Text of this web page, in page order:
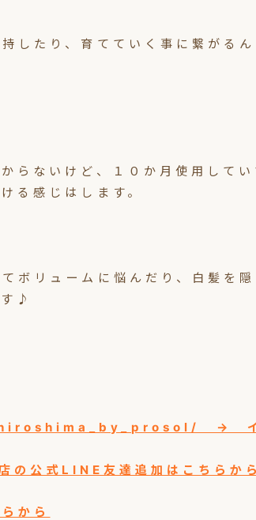
したり、育てていく事に繋がる
らないけど、１０か月使用して
る感じはします。
ボリュームに悩んだり、白髪を
♪
→ イン
式LINE友達追加はこちらか
から